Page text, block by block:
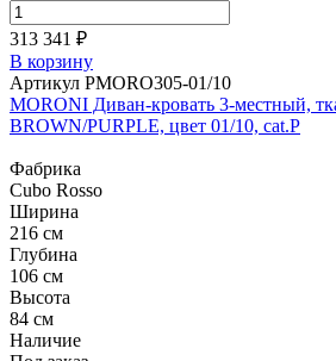
313 341 ₽
В корзину
Артикул PMORO305-01/10
MORONI Диван-кровать 3-местный,
BROWN/PURPLE, цвет 01/10, cat.P
Фабрика
Cubo Rosso
Ширина
216 см
Глубина
106 см
Высота
84 см
Наличие